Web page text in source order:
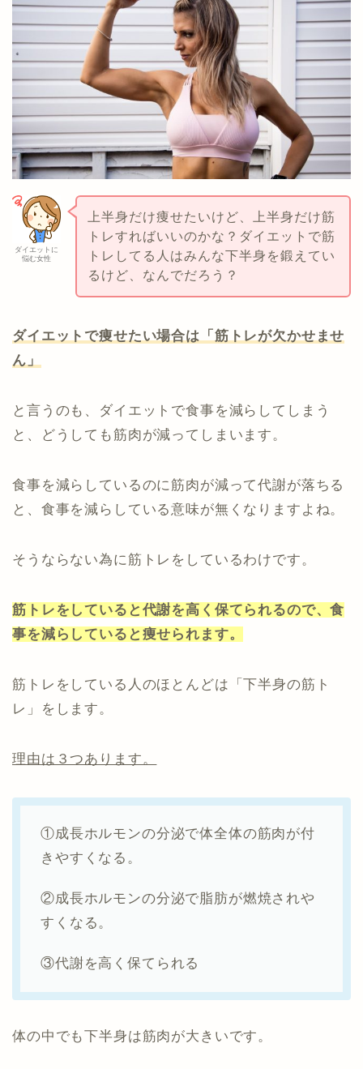
でも太ももは細くなる)・太もも痩せのス…
ダイエットに
悩む女性
上半身だけ痩せたいけど、上半身だけ筋
トレすればいいのかな？ダイエットで筋
トレしてる人はみんな下半身を鍛えてい
るけど、なんでだろう？
ダイエットで痩せたい場合は「筋トレが欠かせませ
ん」
と言うのも、ダイエットで食事を減らしてしまう
と、どうしても筋肉が減ってしまいます。
食事を減らしているのに筋肉が減って代謝が落ちる
と、食事を減らしている意味が無くなりますよね。
そうならない為に筋トレをしているわけです。
筋トレをしていると代謝を高く保てられるので、食
事を減らしていると痩せられます。
筋トレをしている人のほとんどは「下半身の筋ト
レ」をします。
理由は３つあります。
①成長ホルモンの分泌で体全体の筋肉が付
きやすくなる。
②成長ホルモンの分泌で脂肪が燃焼されや
すくなる。
③代謝を高く保てられる
体の中でも下半身は筋肉が大きいです。